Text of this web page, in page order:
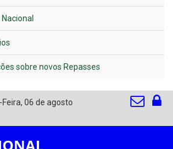
sobre novos Repasses
Feira, 06 de agosto